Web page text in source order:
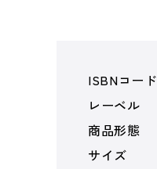
ISBNコード
レーベル
商品形態
サイズ